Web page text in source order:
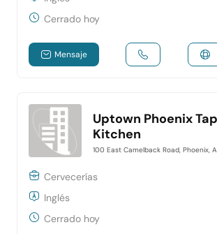
Cerrado hoy
Mensaje
Uptown Phoenix
Kitchen
100 East Camelback Road, Phoenix,
Cervecerías
Inglés
Cerrado hoy